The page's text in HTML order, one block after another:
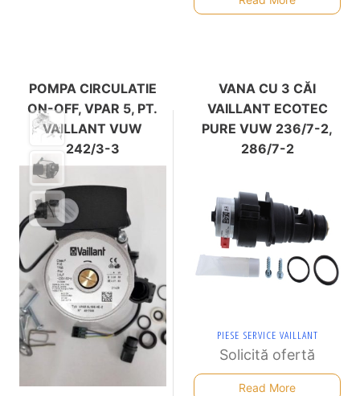
POMPA CIRCULATIE
ON-OFF, VPAR 5, PT.
VAILLANT VUW
242/3-3
VANA CU 3 CĂI
VAILLANT ECOTEC
PURE VUW 236/7-2,
286/7-2
PIESE SERVICE VAILLANT
Solicită ofertă
Read More